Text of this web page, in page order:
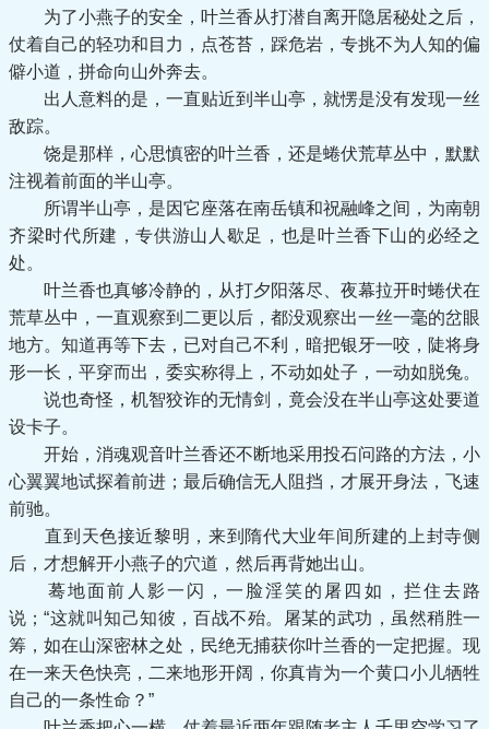
为了小燕子的安全，叶兰香从打潜自离开隐居秘处之后，
仗着自己的轻功和目力，点苍苔，踩危岩，专挑不为人知的偏
僻小道，拼命向山外奔去。
出人意料的是，一直贴近到半山亭，就愣是没有发现一丝
敌踪。
饶是那样，心思慎密的叶兰香，还是蜷伏荒草丛中，默默
注视着前面的半山亭。
所谓半山亭，是因它座落在南岳镇和祝融峰之间，为南朝
齐梁时代所建，专供游山人歇足，也是叶兰香下山的必经之
处。
叶兰香也真够冷静的，从打夕阳落尽、夜幕拉开时蜷伏在
荒草丛中，一直观察到二更以后，都没观察出一丝一毫的岔眼
地方。知道再等下去，已对自己不利，暗把银牙一咬，陡将身
形一长，平穿而出，委实称得上，不动如处子，一动如脱兔。
说也奇怪，机智狡诈的无情剑，竟会没在半山亭这处要道
设卡子。
开始，消魂观音叶兰香还不断地采用投石问路的方法，小
心翼翼地试探着前进；最后确信无人阻挡，才展开身法，飞速
前驰。
直到天色接近黎明，来到隋代大业年间所建的上封寺侧
后，才想解开小燕子的穴道，然后再背她出山。
蓦地面前人影一闪，一脸淫笑的屠四如，拦住去路
说；“这就叫知己知彼，百战不殆。屠某的武功，虽然稍胜一
筹，如在山深密林之处，民绝无捕获你叶兰香的一定把握。现
在一来天色快亮，二来地形开阔，你真肯为一个黄口小儿牺牲
自己的一条性命？”